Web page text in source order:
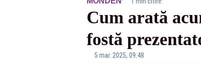
Cum arată
fostă
5 mar. 2025, 09:48